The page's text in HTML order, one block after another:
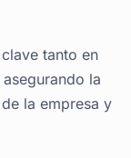
tanto en
la
la empresa y